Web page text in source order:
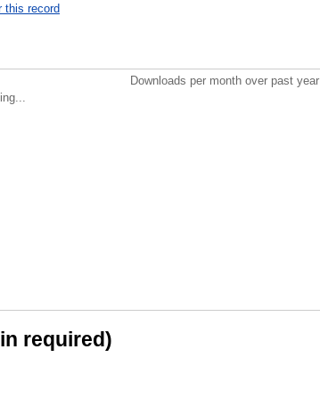
this record
Downloads per month over past year
required)